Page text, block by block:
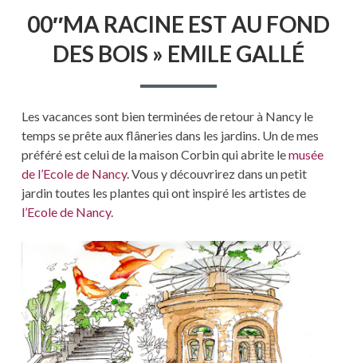
RACINE
EST
AU
FOND
GALLÉ
00″MA RACINE EST AU FOND
DES BOIS » EMILE GALLÉ
Les vacances sont bien terminées de retour à Nancy le
temps se prête aux flâneries dans les jardins. Un de mes
préféré est celui de la maison Corbin qui abrite lemusée
de l’Ecole de Nancy. Vous y découvrirez dans un petit
jardin toutes les plantes qui ont inspiré les artistes de
l’Ecole de Nancy.